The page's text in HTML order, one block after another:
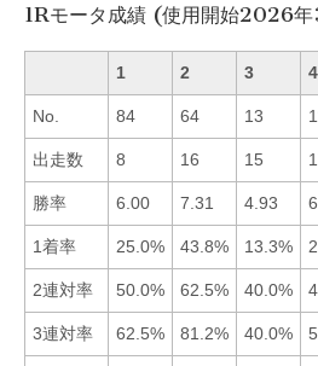
1Rモータ成績 (使用開始2026
1 2 3 4
No. 84 64 13
出走数 8 16 15
勝率 6.00 7.31 4.93
1着率 25.0% 43.8% 13.3%
2連対率 50.0% 62.5% 40.0%
3連対率 62.5% 81.2% 40.0%